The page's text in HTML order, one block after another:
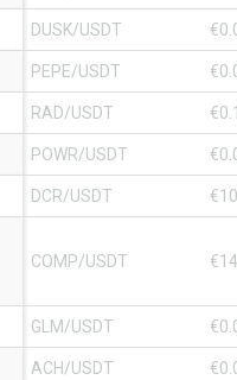
DUSK/USDT
PEPE/USDT
RAD/USDT
POWR/USDT
DCR/USDT
COMP/USDT
GLM/USDT
ACH/USDT